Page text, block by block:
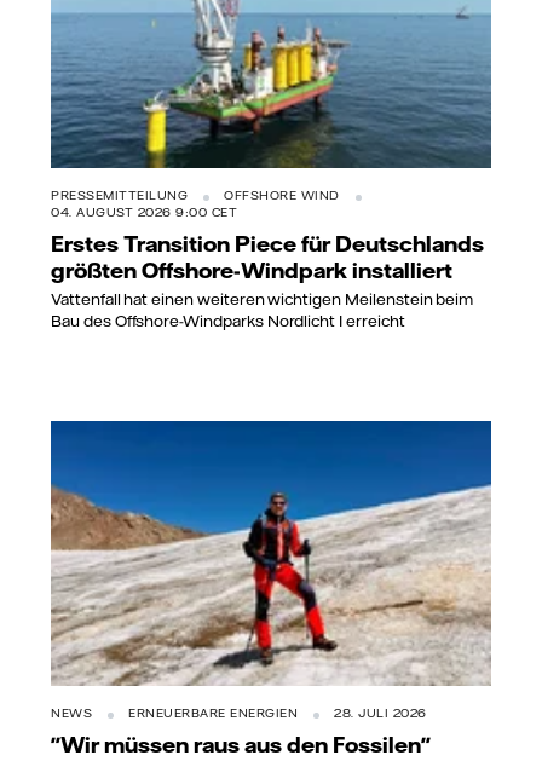
PRESSEMITTEILUNG
OFFSHORE WIND
04. AUGUST 2026 9:00 CET
Erstes Transition Piece für Deutschlands
größten Offshore-Windpark installiert
Vattenfall hat einen weiteren wichtigen Meilenstein beim
Bau des Offshore-Windparks Nordlicht I erreicht
NEWS ERNEUERBARE ENERGIEN 28. JULI 2026
"Wir müssen raus aus den Fossilen"